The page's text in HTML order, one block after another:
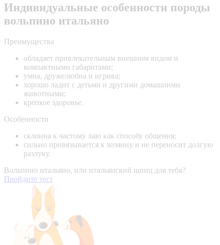
Индивидуальные особенности породы
вольпино итальяно
Преимущества
обладает привлекательным внешним видом и
компактными габаритами;
умна, дружелюбна и игрива;
хорошо ладит с детьми и другими домашними
животными;
крепкое здоровье.
Особенности
склонна к частому лаю как способу общения;
сильно привязывается к хозяину и не переносит долгую
разлуку.
Вольпино итальяно, или итальянский шпиц для тебя?
Пройдите тест